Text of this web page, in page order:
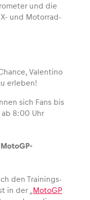
und die
und Motorrad-
Valentino
erleben!
sich Fans bis
ab 8:00 Uhr
den Trainings-
in der „ MotoGP